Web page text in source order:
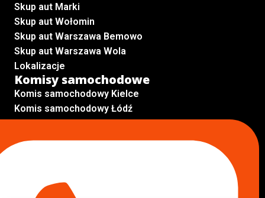
Skup aut Marki
Skup aut Wołomin
Skup aut Warszawa Bemowo
Skup aut Warszawa Wola
Lokalizacje
Komisy samochodowe
Komis samochodowy Kielce
Komis samochodowy Łódź
Komis samochodowy Kraków
Komis samochodowy Radom
Komis samochodowy Lublin